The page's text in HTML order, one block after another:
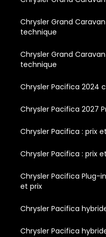
Chrysler Grand
technique
Chrysler Grand
technique
Chrysler Pacifica 2024
Chrysler Pacifica 2027
Chrysler Pacifica : prix
Chrysler Pacifica : prix
Chrysler Pacifica Plug-
et prix
Chrysler Pacifica
Chrysler Pacifica